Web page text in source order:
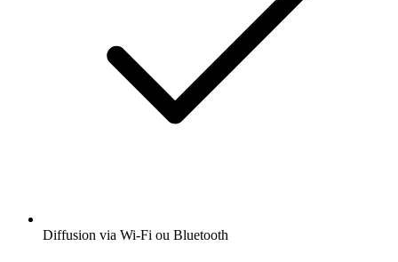
Diffusion via Wi-Fi ou Bluetooth